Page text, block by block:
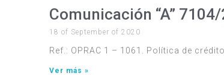
Comunicación “A”
18 of September of 2020
Ref.: OPRAC 1 – 1061. Política de
Ver más »